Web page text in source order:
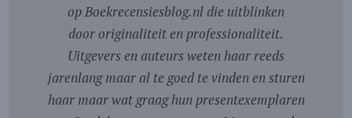
op Boekrecensiesblog.nl die uitblinken
door originaliteit en professionaliteit.
Uitgevers en auteurs weten haar reeds
jarenlang maar al te goed te vinden en sturen
haar maar wat graag hun presentexemplaren